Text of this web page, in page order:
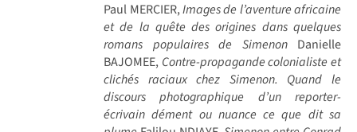
Paul MERCIER,Images de l’aventure africaine
et de la quête des origines dans quelques
romans populaires de SimenonDanielle
BAJOMEE, Contre-propagande colonialiste et
clichés raciaux chez Simenon. Quand le
discours photographique d’un reporter-
écrivain dément ou nuance ce que dit sa